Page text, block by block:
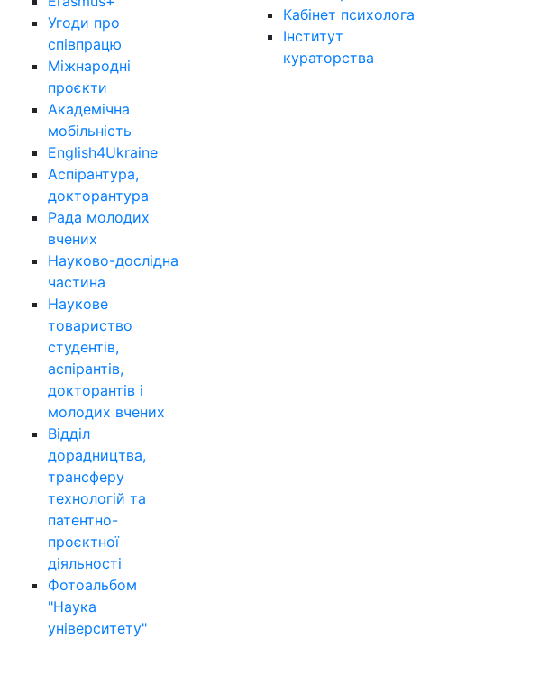
Угоди про
співпрацю
Міжнародні
проєкти
Академічна
мобільність
English4Ukraine
Аспірантура,
докторантура
Рада молодих
вчених
Науково-дослідна
частина
Наукове
товариство
студентів,
аспірантів,
докторантів і
молодих вчених
Відділ
дорадництва,
трансферу
технологій та
патентно-
проєктної
діяльності
Фотоальбом
"Наука
університету"
Кабінет психолога
Інститут
кураторства